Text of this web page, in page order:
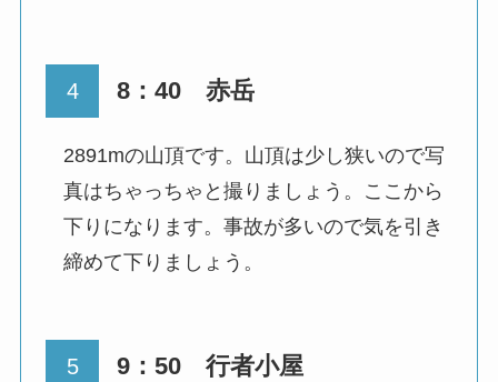
8：40 赤岳
2891mの山頂です。山頂は少し狭いので写
真はちゃっちゃと撮りましょう。ここから
下りになります。事故が多いので気を引き
締めて下りましょう。
9：50 行者小屋